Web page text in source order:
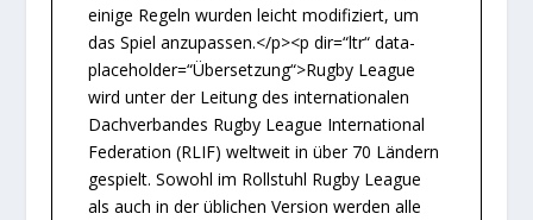
einige Regeln wurden leicht modifiziert, um
das Spiel anzupassen.</p><p dir=“ltr“ data-
placeholder=“Übersetzung“>Rugby League
wird unter der Leitung des internationalen
Dachverbandes Rugby League International
Federation (RLIF) weltweit in über 70 Ländern
gespielt. Sowohl im Rollstuhl Rugby League
als auch in der üblichen Version werden alle